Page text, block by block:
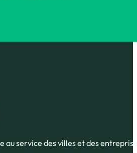
au service des villes et des